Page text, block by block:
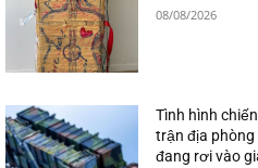
08/08/2026
Tình hình
trận địa phòng
đang rơi vào